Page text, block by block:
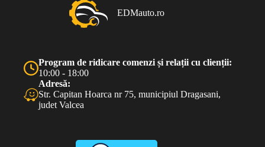
EDMauto.ro
Program de ridicare comenzi și relații cu clienții:
10:00 - 18:00
Adresă:
Str. Capitan Hoarca nr 75, municipiul Dragasani,
judet Valcea